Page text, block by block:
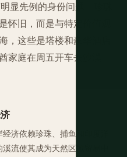
显先例的身份问题。珍珠
怀旧，而是与特定价值观
，这些是塔楼和豪华酒店
家庭在周五开车去沙漠
济依赖珍珠、捕鱼和印度洋
流使其成为天然区域贸易中